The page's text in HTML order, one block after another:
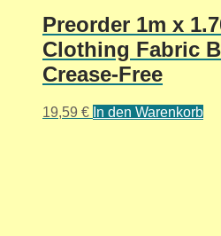
Preorder 1m x
Clothing Fabric
Crease-Free
19,59 € In den Warenkorb